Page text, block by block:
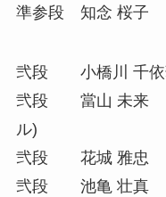
準参段 知念 桜
弐段 小橋川 千依
弐段 當山 未来 (
ル)
弐段 花城 雅忠
弐段 池亀 壮真